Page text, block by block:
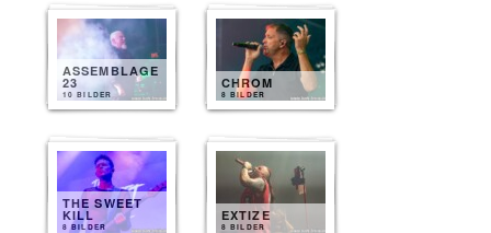
ASSEMBLAGE
23
10 BILDER
CHROM
8 BILDER
THE SWEET
KILL
8 BILDER
EXTIZE
8 BILDER